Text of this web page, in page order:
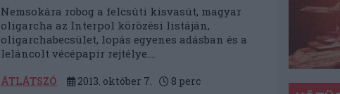
Nemsokára robog a felcsúti kisvasút, magyar
oligarcha az Interpol körözési listáján,
oligarchabecsület, lopás egyenes adásban és a
leláncolt vécépapír rejtélye....
ÁTLÁTSZÓ 2013. október 7. 8 perc